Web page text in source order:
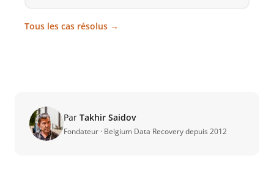
Tous les cas résolus →
Par Takhir Saidov
Fondateur · Belgium Data Recovery depuis 2012